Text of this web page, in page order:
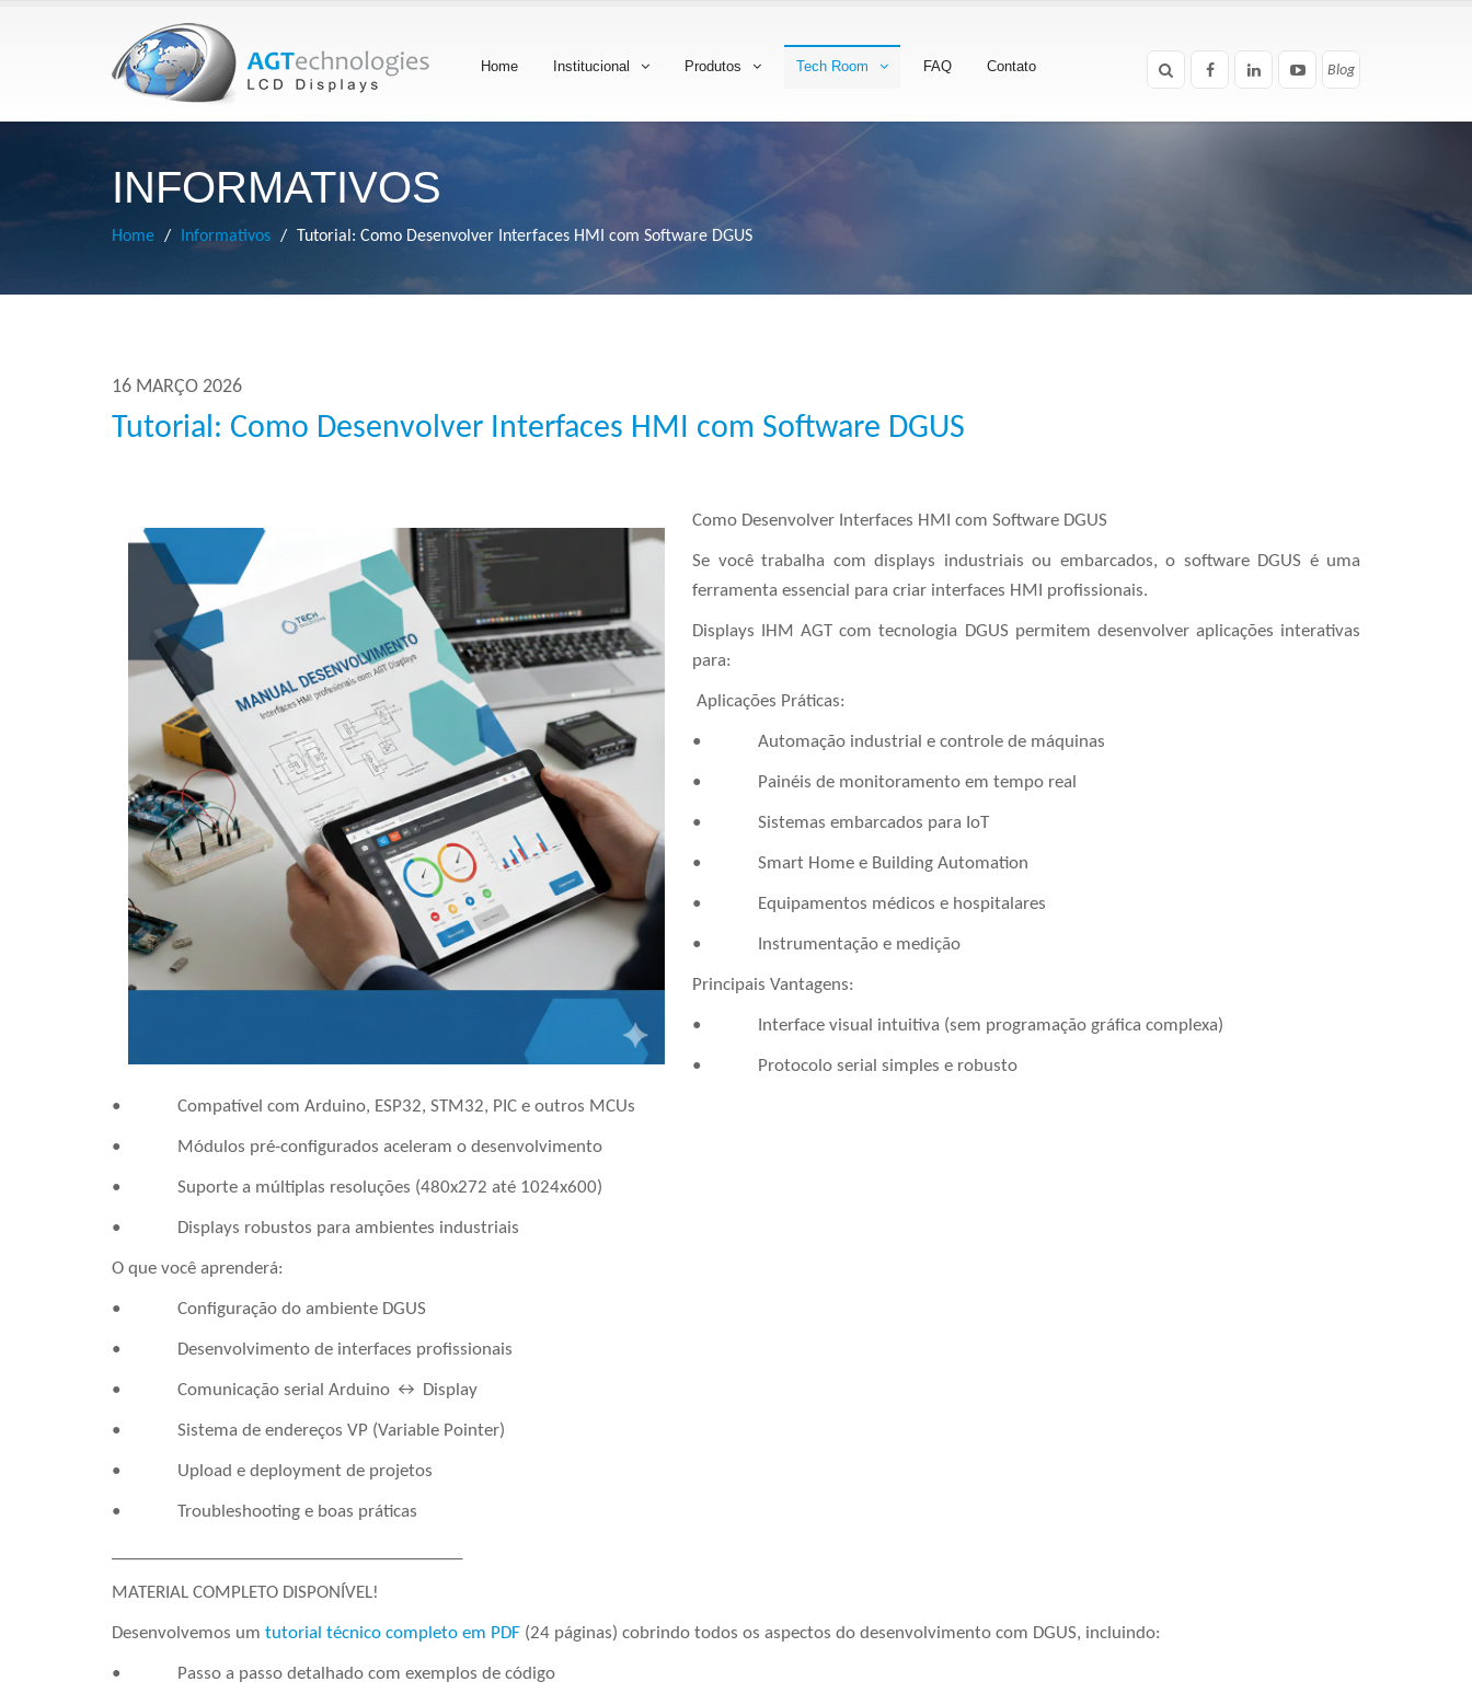
Home Institucional Produtos Tech Room FAQ Contato Blog
INFORMATIVOS
Home Informativos Tutorial: Como Desenvolver Interfaces HMI com Software DGUS
16 MARÇO 2026
Tutorial: Como Desenvolver Interfaces HMI com Software DGUS
Como Desenvolver Interfaces HMI com Software DGUS
Se você trabalha com displays industriais ou embarcados, o software DGUS é uma
ferramenta essencial para criar interfaces HMI profissionais.
Displays IHM AGT com tecnologia DGUS permitem desenvolver aplicações interativas
para:
Aplicações Práticas:
• Automação industrial e controle de máquinas
• Painéis de monitoramento em tempo real
• Sistemas embarcados para IoT
• Smart Home e Building Automation
• Equipamentos médicos e hospitalares
• Instrumentação e medição
Principais Vantagens:
• Interface visual intuitiva (sem programação gráfica complexa)
• Protocolo serial simples e robusto
• Compatível com Arduino, ESP32, STM32, PIC e outros MCUs
• Módulos pré-configurados aceleram o desenvolvimento
• Suporte a múltiplas resoluções (480x272 até 1024x600)
• Displays robustos para ambientes industriais
O que você aprenderá:
• Configuração do ambiente DGUS
• Desenvolvimento de interfaces profissionais
• Comunicação serial Arduino ↔ Display
• Sistema de endereços VP (Variable Pointer)
• Upload e deployment de projetos
• Troubleshooting e boas práticas
MATERIAL COMPLETO DISPONÍVEL!
Desenvolvemos um tutorial técnico completo em PDF (24 páginas) cobrindo todos os aspectos do desenvolvimento com DGUS, incluindo:
• Passo a passo detalhado com exemplos de código